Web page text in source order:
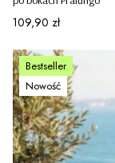
Cena
109,90 zł
Bestseller
Nowość